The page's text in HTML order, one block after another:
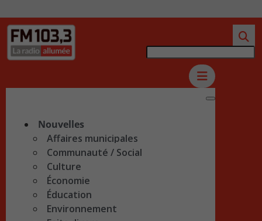
Nouvelles
Affaires municipales
Communauté / Social
Culture
Économie
Éducation
Environnement